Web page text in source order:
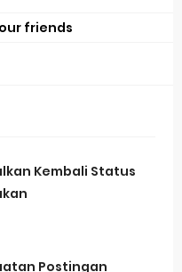
friends
Kembali Status
Postingan